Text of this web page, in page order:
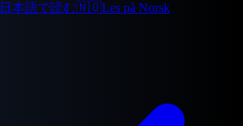
日本語で読む🇳🇴Les på Norsk